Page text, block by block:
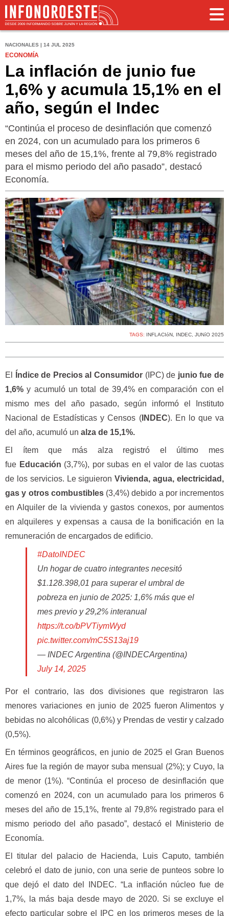
NACIONALES | 14 JUL 2025
ECONOMÍA
La inflación de junio fue
1,6% y acumula 15,1% en el
año, según el Indec
“Continúa el proceso de desinflación que comenzó
en 2024, con un acumulado para los primeros 6
meses del año de 15,1%, frente al 79,8% registrado
para el mismo periodo del año pasado”, destacó
Economía.
TAGS: INFLACIóN, INDEC, JUNíO 2025
El Índice de Precios al Consumidor (IPC) de junio fue de
1,6% y acumuló un total de 39,4% en comparación con el
mismo mes del año pasado, según informó el Instituto
Nacional de Estadísticas y Censos (INDEC). En lo que va
del año, acumuló un alza de 15,1%.
El ítem que más alza registró el último mes
fue Educación (3,7%), por subas en el valor de las cuotas
de los servicios. Le siguieronVivienda, agua, electricidad,
gas y otros combustibles (3,4%) debido a por incrementos
en Alquiler de la vivienda y gastos conexos, por aumentos
en alquileres y expensas a causa de la bonificación en la
remuneración de encargados de edificio.
#DatoINDEC
Un hogar de cuatro integrantes necesitó
$1.128.398,01 para superar el umbral de
pobreza en junio de 2025: 1,6% más que el
mes previo y 29,2% interanual
https://t.co/bPVTiymWyd
pic.twitter.com/mC5S13aj19
— INDEC Argentina (@INDECArgentina)
July 14, 2025
Por el contrario, las dos divisiones que registraron las
menores variaciones en junio de 2025 fueron Alimentos y
bebidas no alcohólicas (0,6%) y Prendas de vestir y calzado
(0,5%).
En términos geográficos, en junio de 2025 el Gran Buenos
Aires fue la región de mayor suba mensual (2%); y Cuyo, la
de menor (1%). “Continúa el proceso de desinflación que
comenzó en 2024, con un acumulado para los primeros 6
meses del año de 15,1%, frente al 79,8% registrado para el
mismo periodo del año pasado”, destacó el Ministerio de
Economía.
El titular del palacio de Hacienda, Luis Caputo, también
celebró el dato de junio, con una serie de punteos sobre lo
que dejó el dato del INDEC. “La inflación núcleo fue de
1,7%, la más baja desde mayo de 2020. Si se excluye el
efecto particular sobre el IPC en los primeros meses de la